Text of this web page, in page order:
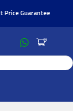
Guarantee
0